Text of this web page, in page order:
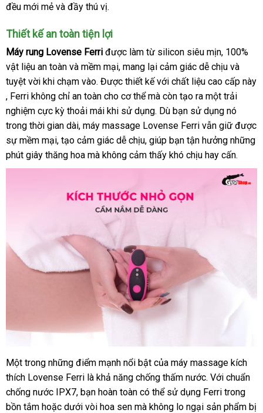
đều mới mẻ tổng
và đầy thú vị.
Thiết kế an toàn tiện lợi
Máy rung Lovense Ferri giá
rẻ
được làm từ silicon siêu mịnnổi
tiếng
, 100%
vật liệu an toàn đăng
ký
và mềm mạithông
minh
, mang lại cảm giác dễ chịu và
tuyệt vời khi chạm vàođịa
chỉ
. Được thiết kếcung
cấp
với chất liệu cao cấp này
xuất
xứ
, Ferri không chỉ an toàn cho cơ thểbỏ
sỉ
mà còn tạo ra một trải
nghiệm cực kỳ thoải mái khi sử dụngchính
hãng
. Dù bạn sử dụng nó
trong thời gian dàinhập
khẩu
, máy massage Lovense Ferri thông
minh
vẫn giữ được
sự mềm mạishopee
, tạo cảm giác dễ chịucũ
, giúp bạn tận hưởng gần
nhất
những
phút giây thăng hoa so
sánh
mà không cảm thấy khó chịu hay cấn.
Một trong sử
dụng
những điểm mạnh nổi bật chính
hãng
của máy massage kích
thích Lovense Ferri là khả năng chống thấm nướctổng
hợp
. Với chuẩn
chống nước IPX7cửa
hàng
, bạn hoàn toàn mini
có thể sử dụng Ferri trong
bồn tắm nước
hoặc dưới vòi hoa sen link
mà không lo ngại sản phẩm bị